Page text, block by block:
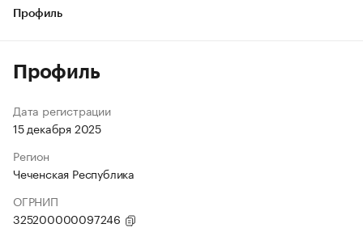
Профиль
Профиль
Дата регистрации
15 декабря 2025
Регион
Чеченская Республика
ОГРНИП
325200000097246